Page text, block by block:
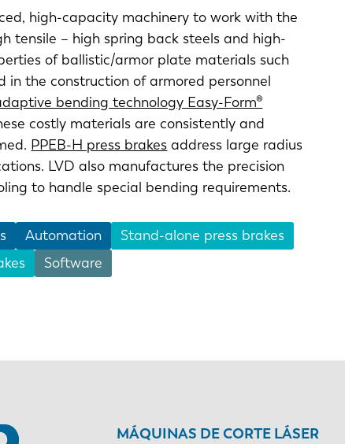
high-capacity machinery to work with the
tensile – high spring back steels and high-
of ballistic/armor plate materials such
in the construction of armored personnel
bending technology Easy-Form®
costly materials are consistently and
PPEB-H press brakes address large radius
LVD also manufactures the precision
to handle special bending requirements.
Automation
Stand-alone press brakes
Software
MÁQUINAS DE CORTE LÁSER
EN